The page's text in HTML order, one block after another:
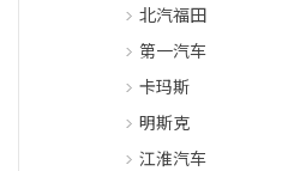
北汽福田
第一汽车
卡玛斯
明斯克
江淮汽车